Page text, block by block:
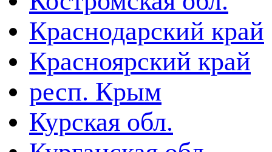
Краснодарский край
Красноярский край
респ. Крым
Курская обл.